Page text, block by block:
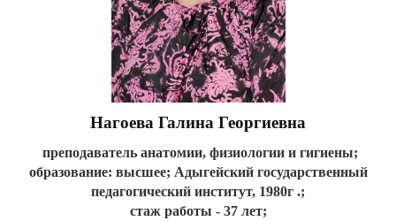
Нагоева Галина Георгиевна
преподаватель анатомии, физиологии и гигиены;
образование: высшее; Адыгейский государственный
педагогический институт, 1980г .;
стаж работы - 37 лет;